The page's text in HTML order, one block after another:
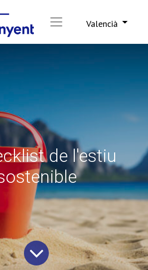
Valencià
de l'estiu